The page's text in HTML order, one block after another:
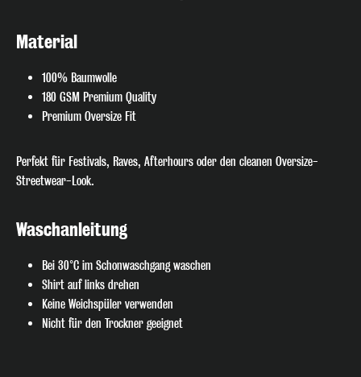
Material
100% Baumwolle
180 GSM Premium Quality
Premium Oversize Fit
Perfekt für Festivals, Raves, Afterhours oder den cleanen Oversize-
Streetwear-Look.
Waschanleitung
Bei 30°C im Schonwaschgang waschen
Shirt auf links drehen
Keine Weichspüler verwenden
Nicht für den Trockner geeignet
Ich habe die Datenschutzerklärung
genommen